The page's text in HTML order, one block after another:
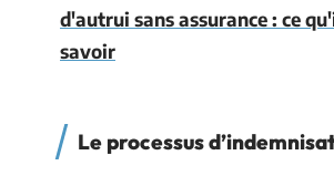
d'autrui sans assurance : ce
savoir
Le processus